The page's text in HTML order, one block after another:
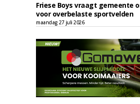
Friese Boys vraagt gemeente
voor overbelaste sportvelden
maandag 27 juli 2026